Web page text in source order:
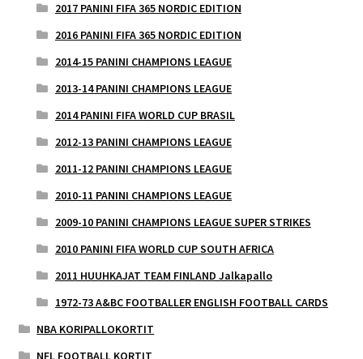
2017 PANINI FIFA 365 NORDIC EDITION
2016 PANINI FIFA 365 NORDIC EDITION
2014-15 PANINI CHAMPIONS LEAGUE
2013-14 PANINI CHAMPIONS LEAGUE
2014 PANINI FIFA WORLD CUP BRASIL
2012-13 PANINI CHAMPIONS LEAGUE
2011-12 PANINI CHAMPIONS LEAGUE
2010-11 PANINI CHAMPIONS LEAGUE
2009-10 PANINI CHAMPIONS LEAGUE SUPER STRIKES
2010 PANINI FIFA WORLD CUP SOUTH AFRICA
2011 HUUHKAJAT TEAM FINLAND Jalkapallo
1972-73 A&BC FOOTBALLER ENGLISH FOOTBALL CARDS
NBA KORIPALLOKORTIT
NFL FOOTBALL KORTIT